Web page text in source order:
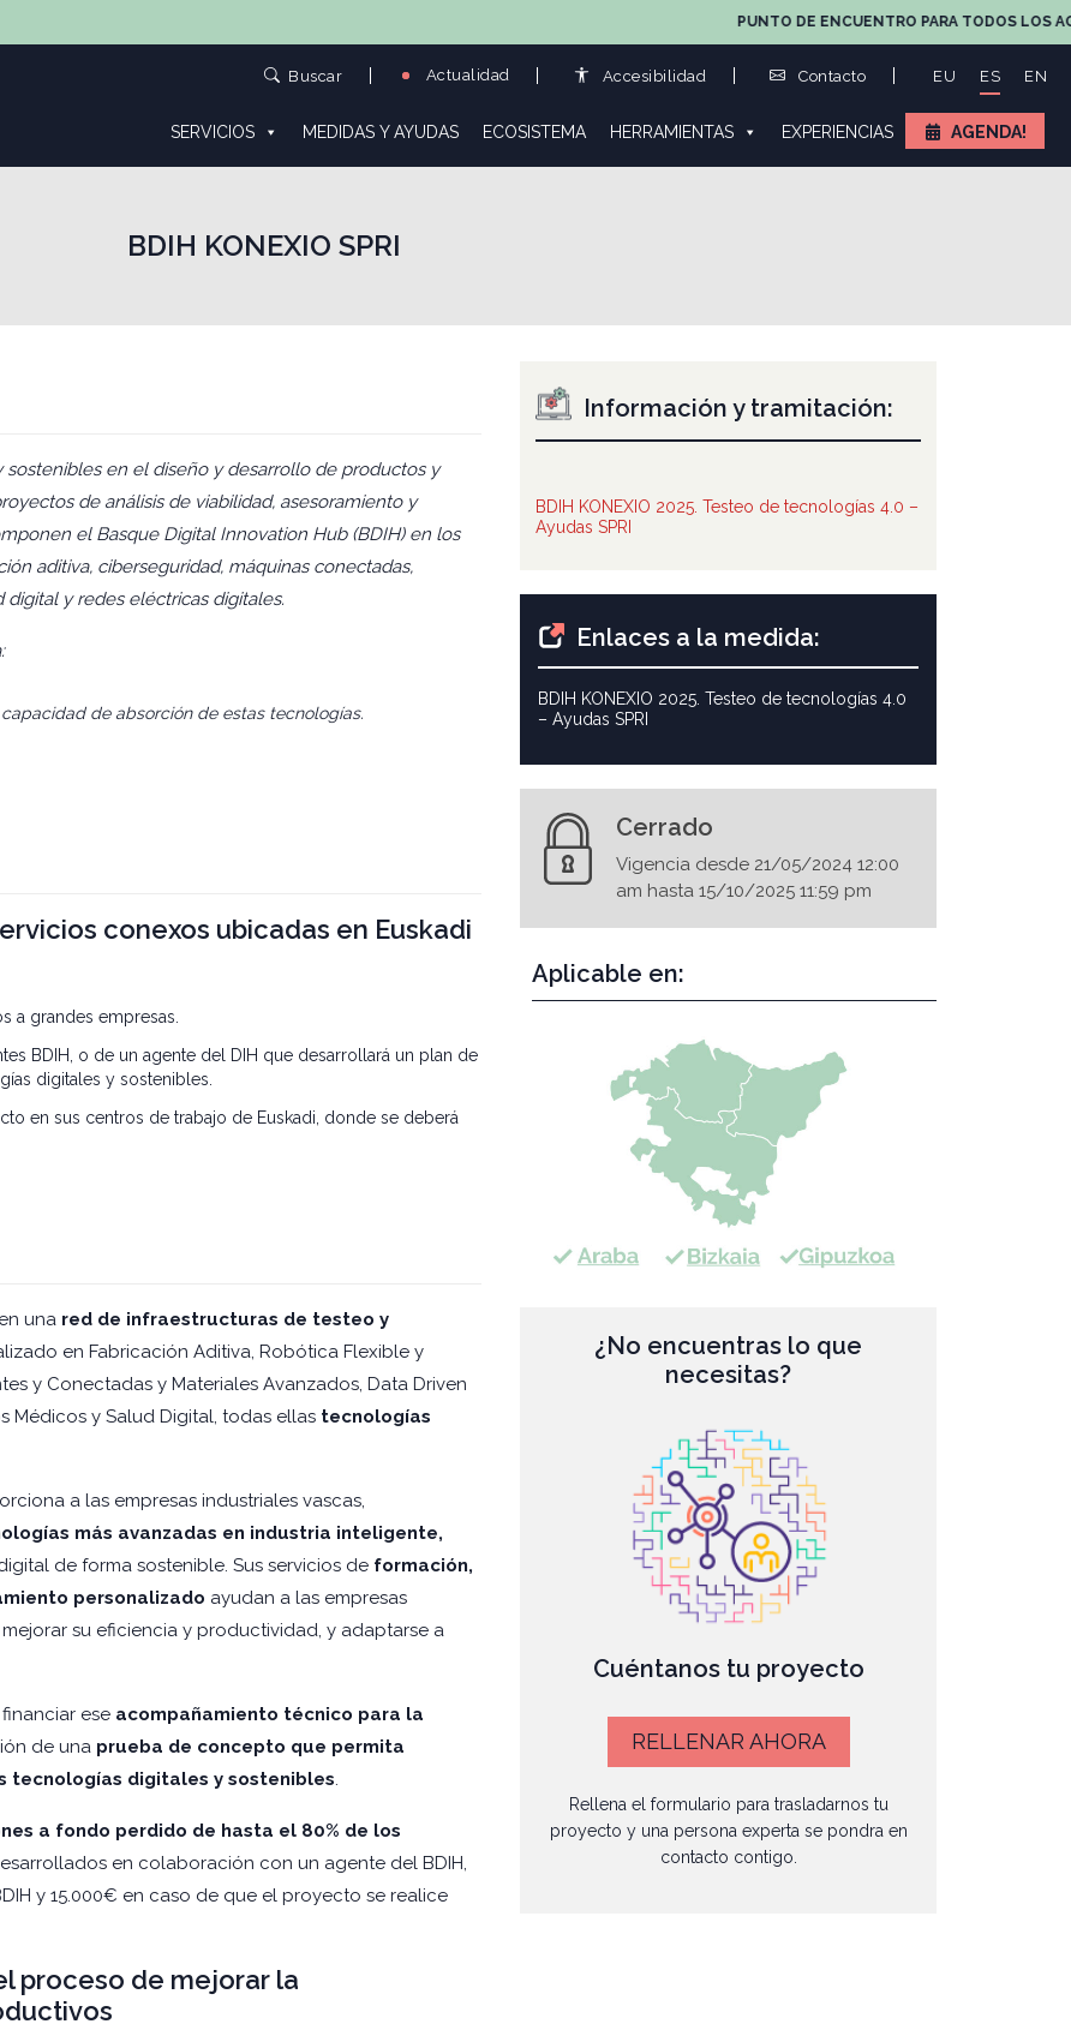
PUNTO DE ENCUENTRO PARA TODOS LOS
Buscar Actualidad Accesibilidad Contacto EU ES EN
SERVICIOS MEDIDAS Y AYUDAS ECOSISTEMA HERRAMIENTAS EXPERIENCIAS AGENDA!
BDIH KONEXIO SPRI
en el diseño y desarrollo de productos y
de análisis de viabilidad, asesoramiento y
el Basque Digital Innovation Hub (BDIH) en los
aditiva, ciberseguridad, máquinas conectadas,
y redes eléctricas digitales.
de absorción de estas tecnologías.
conexos ubicadas en Euskadi
a grandes empresas.
BDIH, o de un agente del DIH que desarrollará un plan de
digitales y sostenibles.
en sus centros de trabajo de Euskadi, donde se deberá
una red de infraestructuras de testeo y
en Fabricación Aditiva, Robótica Flexible y
y Conectadas y Materiales Avanzados, Data Driven
Médicos y Salud Digital, todas ellas tecnologías
a las empresas industriales vascas,
más avanzadas en industria inteligente,
de forma sostenible. Sus servicios de formación,
personalizado ayudan a las empresas
mejorar su eficiencia y productividad, y adaptarse a
ese acompañamiento técnico para la
de una prueba de concepto que permita
tecnologías digitales y sostenibles.
a fondo perdido de hasta el 80% de los
en colaboración con un agente del BDIH,
y 15.000€ en caso de que el proyecto se realice
proceso de mejorar la
Información y tramitación:
BDIH KONEXIO 2025. Testeo de tecnologías 4.0 –
Ayudas SPRI
Enlaces a la medida:
BDIH KONEXIO 2025. Testeo de tecnologías 4.0
– Ayudas SPRI
Cerrado
Vigencia desde 21/05/2024 12:00
am hasta 15/10/2025 11:59 pm
Aplicable en:
¿No encuentras lo que
necesitas?
Cuéntanos tu proyecto
RELLENAR AHORA
Rellena el formulario para trasladarnos tu
proyecto y una persona experta se pondra en
contacto contigo.